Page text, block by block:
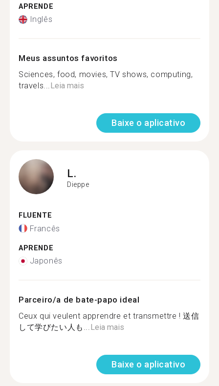
APRENDE
Inglês
Meus assuntos favoritos
Sciences, food, movies, TV shows, computing,
travels...Leia mais
Baixe o aplicativo
L.
Dieppe
FLUENTE
Francês
APRENDE
Japonês
Parceiro/a de bate-papo ideal
Ceux qui veulent apprendre et transmettre ! 送信
して学びたい人も...Leia mais
Baixe o aplicativo